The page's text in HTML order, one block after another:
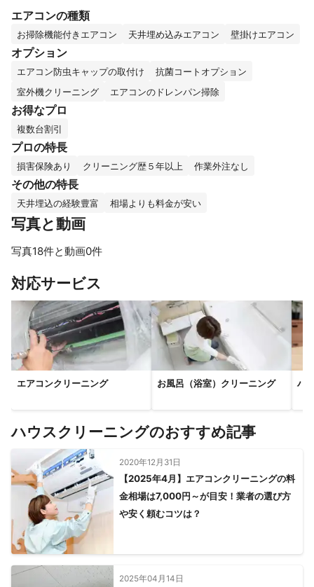
エアコンの種類
お掃除機能付きエアコン 天井埋め込みエアコン 壁掛けエアコン
オプション
エアコン防虫キャップの取付け
抗菌コートオプション
室外機クリーニング
エアコンのドレンパン掃除
お得なプロ
複数台割引
プロの特長
損害保険あり クリーニング歴５年以上 作業外注なし
その他の特長
天井埋込の経験豊富 相場よりも料金が安い
写真と動画
写真18件と動画0件
対応サービス
エアコンクリーニング お風呂（浴室）クリーニング ハ
ハウスクリーニングのおすすめ記事
2020年12月31日
【2025年4月】エアコンクリーニングの料
金相場は7,000円～が目安！業者の選び方
や安く頼むコツは？
2025年04月14日